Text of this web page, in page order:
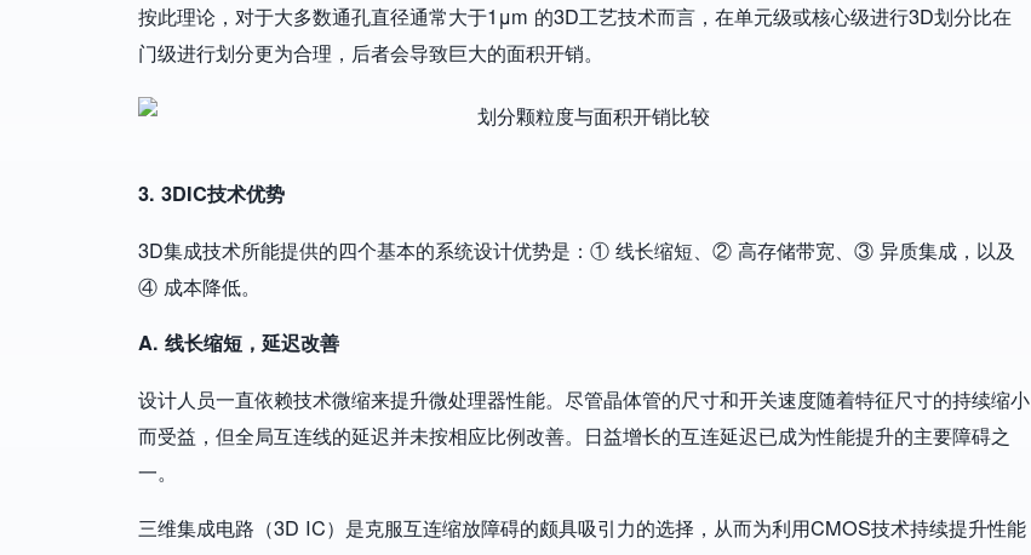
按此理论，对于大多数通孔直径通常大于1μm 的3D工艺技术而言，在单元级或核心级进行3D划分比在
门级进行划分更为合理，后者会导致巨大的面积开销。
Image
3. 3DIC技术优势
3D集成技术所能提供的四个基本的系统设计优势是：① 线长缩短、② 高存储带宽、③ 异质集成，以及
④ 成本降低。
A. 线长缩短，延迟改善
设计人员一直依赖技术微缩来提升微处理器性能。尽管晶体管的尺寸和开关速度随着特征尺寸的持续缩小
而受益，但全局互连线的延迟并未按相应比例改善。日益增长的互连延迟已成为性能提升的主要障碍之
一。
三维集成电路（3D IC）是克服互连缩放障碍的颇具吸引力的选择，从而为利用CMOS技术持续提升性能